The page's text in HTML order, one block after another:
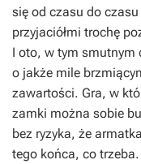
się od czasu do
przyjaciółmi trochę
I oto, w tym smutnym
o jakże mile
zawartości. Gra, w
zamki można sobie
bez ryzyka, że
tego końca, co trzeba.